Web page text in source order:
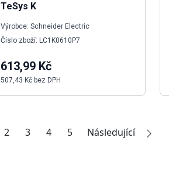
TeSys K
Výrobce: Schneider Electric
Číslo zboží: LC1K0610P7
613,99 Kč
507,43 Kč bez DPH
2 3 4 5 Následující